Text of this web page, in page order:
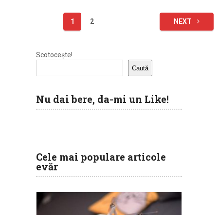
1 2 NEXT
Scotocește!
Caută
Nu dai bere, da-mi un Like!
Cele mai populare articole
evăr